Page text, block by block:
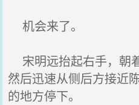
机会来了。
宋明远抬起右手，朝
然后迅速从侧后方接近
的地方停下。